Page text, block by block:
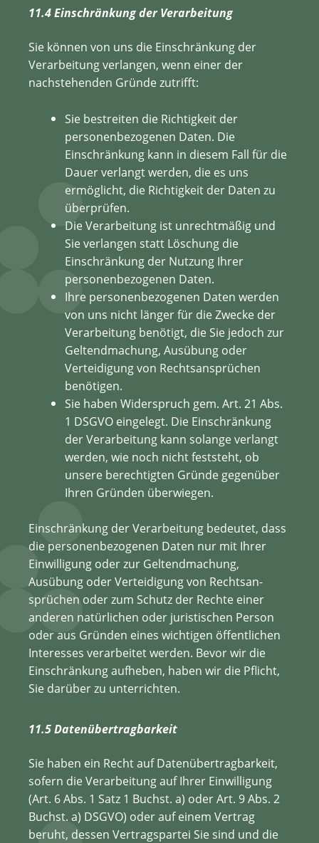
11.4 Einschränkung der Verarbeitung
Sie können von uns die Einschränkung der
Verarbeitung verlangen, wenn einer der
nachstehenden Gründe zutrifft:
Sie bestreiten die Richtigkeit der
personenbezogenen Daten. Die
Einschränkung kann in diesem Fall für die
Dauer verlangt werden, die es uns
ermöglicht, die Richtigkeit der Daten zu
überprüfen.
Die Verarbeitung ist unrechtmäßig und
Sie verlangen statt Löschung die
Einschränkung der Nutzung Ihrer
personenbezogenen Daten.
Ihre personenbezogenen Daten werden
von uns nicht länger für die Zwecke der
Verarbeitung benötigt, die Sie jedoch zur
Geltendmachung, Ausübung oder
Verteidigung von Rechtsansprüchen
benötigen.
Sie haben Widerspruch gem. Art. 21 Abs.
1 DSGVO eingelegt. Die Einschränkung
der Verarbeitung kann solange verlangt
werden, wie noch nicht feststeht, ob
unsere berechtigten Gründe gegenüber
Ihren Gründen überwiegen.
Einschränkung der Verarbeitung bedeutet, dass
die personenbezogenen Daten nur mit Ihrer
Einwilligung oder zur Geltendmachung,
Ausübung oder Verteidigung von Rechtsan­
sprüchen oder zum Schutz der Rechte einer
anderen natürlichen oder juristischen Person
oder aus Gründen eines wichtigen öffentlichen
Interesses verarbeitet werden. Bevor wir die
Einschränkung aufheben, haben wir die Pflicht,
Sie darüber zu unterrichten.
11.5 Datenübertragbarkeit
Sie haben ein Recht auf Datenübertragbarkeit,
sofern die Verarbeitung auf Ihrer Einwilligung
(Art. 6 Abs. 1 Satz 1 Buchst. a) oder Art. 9 Abs. 2
Buchst. a) DSGVO) oder auf einem Vertrag
beruht, dessen Vertragspartei Sie sind und die